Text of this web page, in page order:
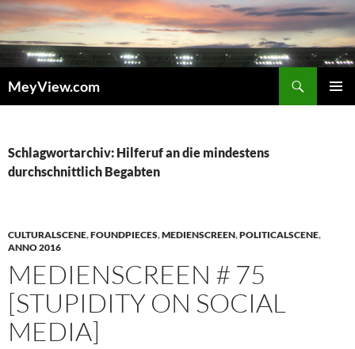
Zum
Inhalt
springen
MeyView.com
Schlagwortarchiv: Hilferuf an die mindestens
durchschnittlich Begabten
CULTURALSCENE,FOUNDPIECES,MEDIENSCREEN,POLITICALSCENE,
ANNO 2016
MEDIENSCREEN # 75
[STUPIDITY ON SOCIAL
MEDIA]